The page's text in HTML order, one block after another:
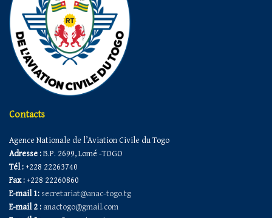
Contacts
Agence Nationale de l’Aviation Civile du Togo
Adresse :B.P. 2699, Lomé -TOGO
Tél : +228 22263740
Fax : +228 22260860
E-mail 1: secretariat@anac-togo.tg
E-mail 2 : anactogo@gmail.com